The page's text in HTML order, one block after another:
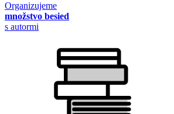
Organizujeme
množstvo besied
s autormi